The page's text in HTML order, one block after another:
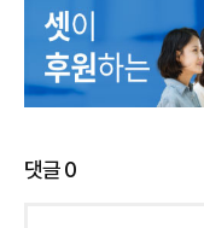
댓글0